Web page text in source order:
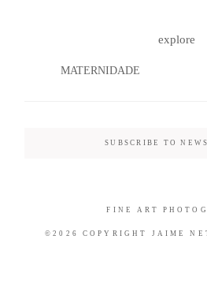
PHOTOGRAPHYexplore
MATERNIDADE
SUBSCRIBE TO
©2026 COPYRIGHT JAIME
FINE ART